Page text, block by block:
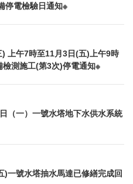
停電檢驗日通知※
) 上午7時至11月3日(五)上午9時
測施工(第3次)停電通知※
（一）一號水塔地下水供水系統
)一號水塔抽水馬達已修繕完成回